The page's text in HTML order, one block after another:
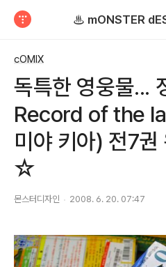
cOMIX
독특한 영웅물...
Record of the
미야 키아) 전
☆
몬스터디자인 2008. 6. 20. 07:47